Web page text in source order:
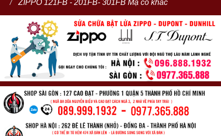
ZIPPO 121FB - 201FB- 301FB Mạ cổ khắc